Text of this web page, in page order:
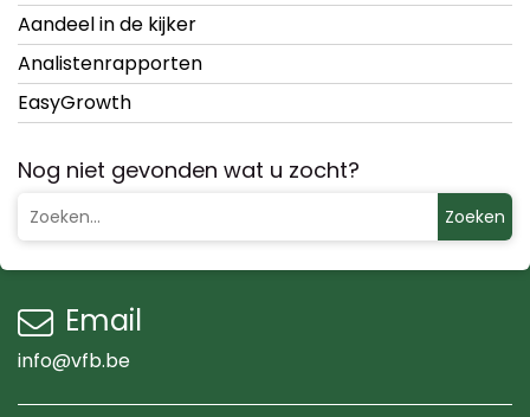
Aandeel in de kijker
Analistenrapporten
EasyGrowth
Nog niet gevonden wat u zocht?
Zoeken
Email
info@vfb.be